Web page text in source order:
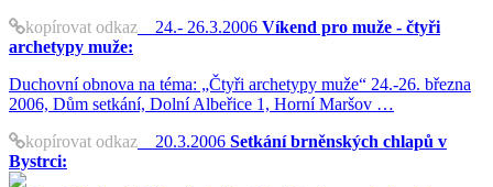
kopírovat odkaz 24.- 26.3.2006 Víkend pro muže - čtyři
archetypy muže:
Duchovní obnova na téma: „Čtyři archetypy muže“ 24.-26. března
2006, Dům setkání, Dolní Albeřice 1, Horní Maršov …
kopírovat odkaz 20.3.2006 Setkání brněnských chlapů v
Bystrci: